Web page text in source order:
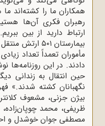
همکاران ما را کشته‌اند
رهبران فکری آن‌ها
ارتباط دارید از بین
مأموران تعمداً تعداد زیادی
حین انتقال به زندانی
نگهبانان کشته شدند.»
بیژن جزنی، مشعوف
ظریفی، محمد چوپان‌زاده،
مصطفى جوان خوشدل و